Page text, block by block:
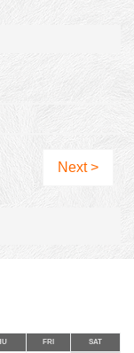
Next >
FRI SAT